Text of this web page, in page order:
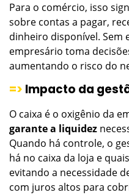
Para o comércio, isso
sobre contas a pagar,
dinheiro disponível. Sem
empresário toma
aumentando o risco do
=> Impacto da
O caixa é o oxigênio da
garante a liquidez
Quando há controle, o
há no caixa da loja e
evitando a necessidade
com juros altos para